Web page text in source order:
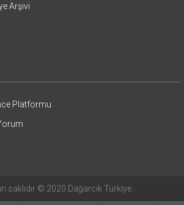
Arşivi
Platformu
saklıdır © 2020 Dağarcık Türkiye.